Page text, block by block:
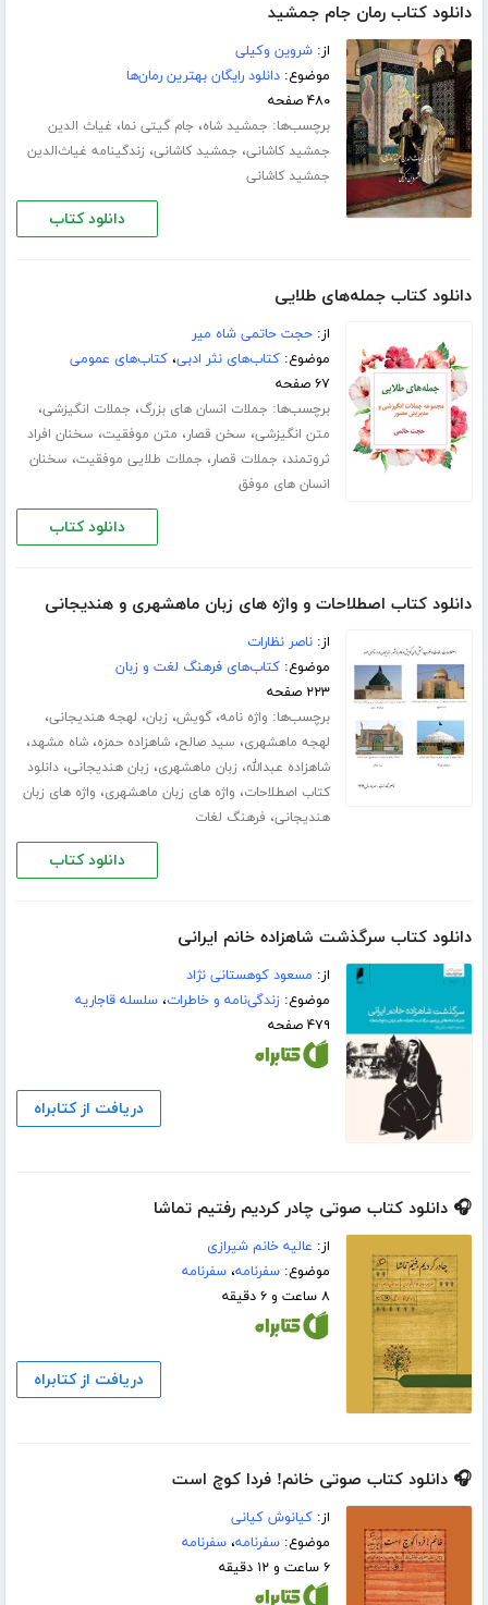
دانلود کتاب رمان جام جمشید
از:شروین وکیلی
موضوع:دانلود رایگان بهترین رمان‌ها
۴۸۰ صفحه
برچسب‌ها: جمشید شاه، جام گیتی نما، غیاث الدین
جمشید کاشانی، جمشید کاشانی، زندگینامه غیاث‌الدین
جمشید کاشانی
دانلود کتاب
دانلود کتاب جمله‌های طلایی
از:حجت حاتمی شاه میر
موضوع:کتاب‌های نثر ادبی،کتاب‌های عمومی
۶۷ صفحه
برچسب‌ها: جملات انسان های بزرگ، جملات انگیزشی،
متن انگیزشی، سخن قصار، متن موفقیت، سخنان افراد
ثروتمند، جملات قصار، جملات طلایی موفقیت، سخنان
انسان های موفق
دانلود کتاب
دانلود کتاب اصطلاحات و واژه های زبان ماهشهری و هندیجانی
از:ناصر نظارات
موضوع:کتاب‌های فرهنگ لغت و زبان
۲۲۳ صفحه
برچسب‌ها: واژه نامه،گویش، زبان، لهجه هندیجانی،
لهجه ماهشهری، سید صالح،شاهزاده حمزه،شاه مشهد،
شاهزاده عبدالله، زبان ماهشهری، زبان هندیجانی،دانلود
کتاب اصطلاحات، واژه های زبان ماهشهری، واژه های زبان
هندیجانی، فرهنگ لغات
دانلود کتاب
دانلود کتاب سرگذشت شاهزاده خانم ایرانی
از: مسعود کوهستانی نژاد
موضوع:زندگی‌نامه و خاطرات،سلسله قاجاریه
۴۷۹ صفحه
دریافت از کتابراه
🎧 دانلود کتاب صوتی چادر کردیم رفتیم تماشا
از: عالیه خانم شیرازی
موضوع:سفرنامه،سفرنامه
۸ ساعت و ۶ دقیقه
دریافت از کتابراه
🎧 دانلود کتاب صوتی خانم! فردا کوچ است
از:کیانوش کیانی
موضوع:سفرنامه،سفرنامه
۶ ساعت و ۱۲ دقیقه